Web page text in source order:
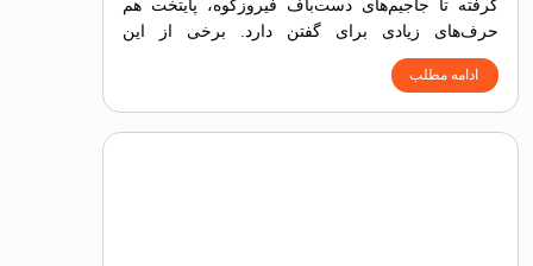
گرفته تا جاجیم‌های دست‌باف فیروزکوه، پایتخت هم
حرف‌های زیادی برای گفتن دارد. برخی از این
سوغاتی‌ها در دل طبیعت اطراف تهران ریشه دارند،
برخی دیگر در بازارهای سنتی و تاریخی آن زنده
مانده‌اند.
ادامه مطلب